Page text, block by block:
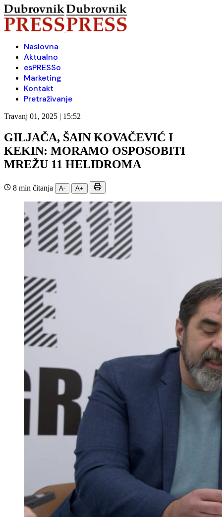
Naslovna
Aktualno
esPRESSo
Marketing
Kontakt
Pretraživanje
Travanj 01, 2025 | 15:52
GILJAČA, ŠAIN KOVAČEVIĆ I
KEKIN: MORAMO OSPOSOBITI
MREŽU 11 HELIDROMA
8 min čitanja A- A+